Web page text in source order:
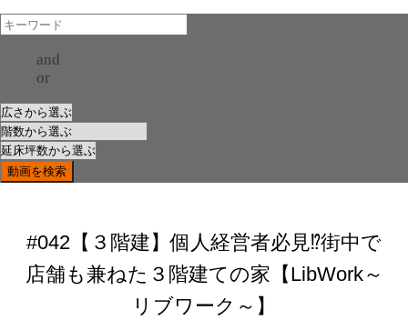
and
or
#042【３階建】個人経営者必見⁉街中で
店舗も兼ねた３階建ての家【LibWork～
リブワーク～】